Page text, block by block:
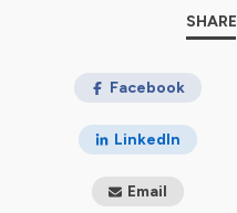
SHARE
Facebook
LinkedIn
Email